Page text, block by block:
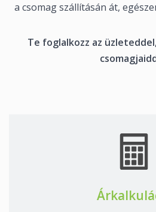
a csomag szállításán át,
Te foglalkozz az